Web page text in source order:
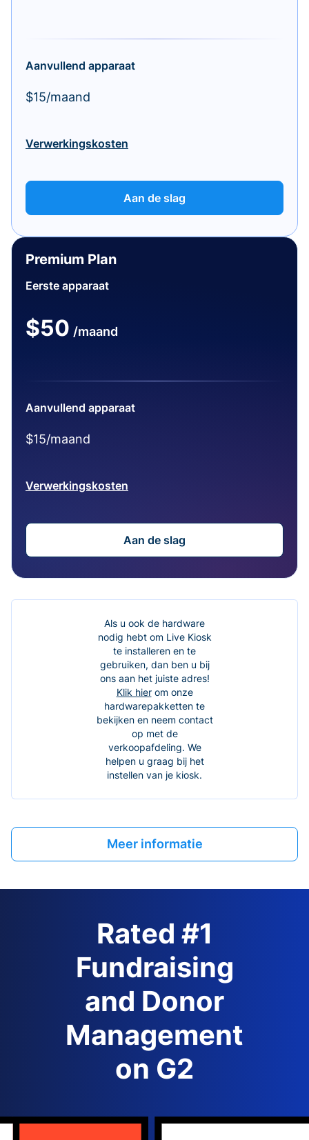
Aanvullend apparaat
$15/maand
Verwerkingskosten
Aan de slag
Premium Plan
Eerste apparaat
$50 /maand
Aanvullend apparaat
$15/maand
Verwerkingskosten
Aan de slag
Als u ook de hardware
nodig hebt om Live Kiosk
te installeren en te
gebruiken, dan ben u bij
ons aan het juiste adres!
Klik hierom onze
hardwarepakketten te
bekijken en neem contact
op met de
verkoopafdeling. We
helpen u graag bij het
instellen van je kiosk.
Meer informatie
Rated #1
Fundraising
and Donor
Management
on G2